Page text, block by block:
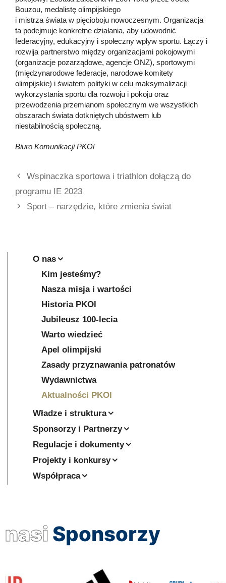
Bouzou, medalistę olimpijskiego
i mistrza świata w pięcioboju nowoczesnym. Organizacja
ta podejmuje konkretne działania, aby udowodnić
federacyjny, edukacyjny i społeczny wpływ sportu. Łączy i
rozwija partnerstwo między organizacjami pokojowymi
(organizacje pozarządowe, agencje ONZ), sportowymi
(międzynarodowe federacje, narodowe komitety
olimpijskie) i światem polityki w celu maksymalizacji
wykorzystania sportu dla rozwoju i pokoju oraz
przewodzenia przemianom społecznym we wszystkich
obszarach świata dotkniętych ubóstwem lub
niestabilnością społeczną.
Biuro Komunikacji PKOl
Wspinaczka sportowa i triathlon dołączą do
programu IE 2023
Sport – narzędzie, które zmienia świat
O nas
Kim jesteśmy?
Nasza misja i wartości
Historia PKOl
Jubileusz 100-lecia
Warto wiedzieć
Apel olimpijski
Zasady przyznawania patronatów
Wydawnictwa
Aktualności PKOl
Władze i struktura
Sponsorzy i Partnerzy
Regulacje i dokumenty
Projekty i konkursy
Współpraca
nasi Sponsorzy